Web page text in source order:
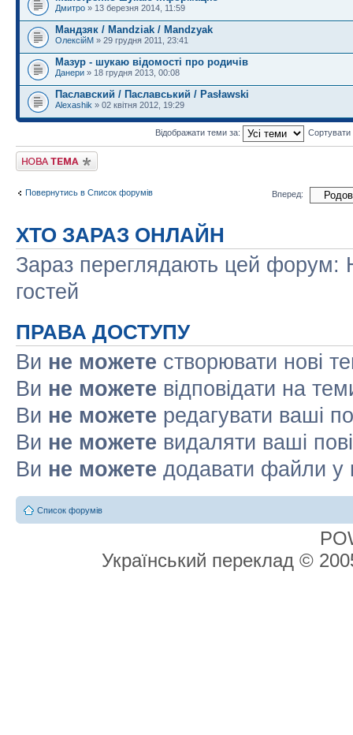
Дмитро » 13 березня 2014, 11:59
Мандзяк / Mandziak / Mandzyak
ОлексійМ » 29 грудня 2011, 23:41
Мазур - шукаю відомості про родичів
Данери » 18 грудня 2013, 00:08
Паславский / Паславський / Pasławski
Alexashik » 02 квітня 2012, 19:29
Відображати теми за:
Створити нову тему
Повернутись в Список форумів Вперед:
ХТО ЗАРАЗ ОНЛАЙН
Зараз переглядають цей форум:
гостей
ПРАВА ДОСТУПУ
Ви не можете створювати нові
Ви не можете відповідати на
Ви не можете редагувати ваші
Ви не можете видаляти ваші
Ви не можете додавати файли у
Список форумів
Український переклад ©